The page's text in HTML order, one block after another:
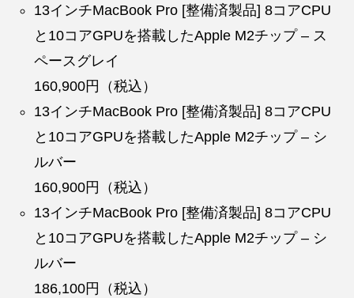
13インチMacBook Pro [整備済製品] 8コアCPU
と10コアGPUを搭載したApple M2チップ – ス
ペースグレイ
160,900円（税込）
13インチMacBook Pro [整備済製品] 8コアCPU
と10コアGPUを搭載したApple M2チップ – シ
ルバー
160,900円（税込）
13インチMacBook Pro [整備済製品] 8コアCPU
と10コアGPUを搭載したApple M2チップ – シ
ルバー
186,100円（税込）